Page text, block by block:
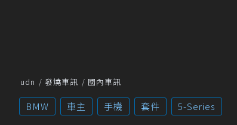
udn 發燒車訊 國內車訊
BMW 車主 手機 套件 5-Series